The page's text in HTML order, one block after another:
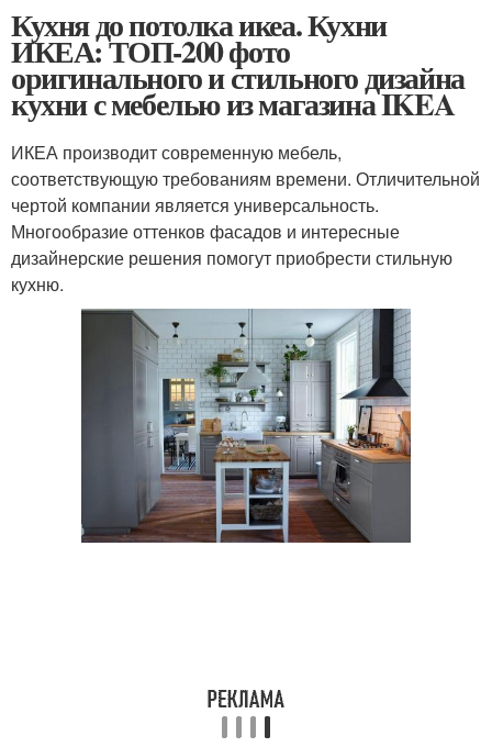
Кухня до потолка икеа. Кухни
ИКЕА: ТОП-200 фото
оригинального и стильного дизайна
кухни с мебелью из магазина IKEA
ИКЕА производит современную мебель,
соответствующую требованиям времени. Отличительной
чертой компании является универсальность.
Многообразие оттенков фасадов и интересные
дизайнерские решения помогут приобрести стильную
кухню.